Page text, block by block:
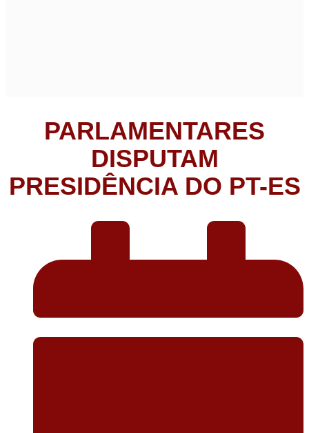
PARLAMENTARES
DISPUTAM
PRESIDÊNCIA DO PT-ES